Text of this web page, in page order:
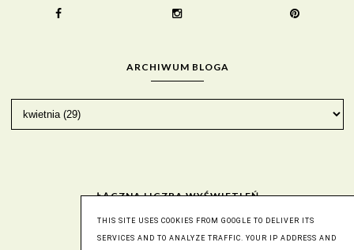
ARCHIWUM BLOGA
ŁĄCZNA LICZBA WYŚWIETLEŃ
THIS SITE USES COOKIES FROM GOOGLE TO DELIVER ITS
SERVICES AND TO ANALYZE TRAFFIC. YOUR IP ADDRESS AND